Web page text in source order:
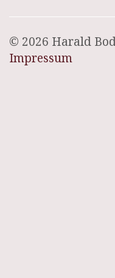
© 2026 Harald
Impressum